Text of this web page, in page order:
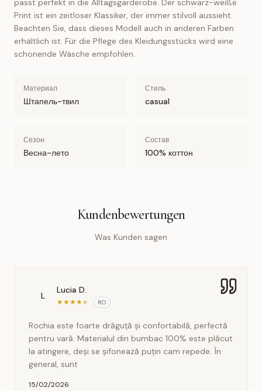
passt perfekt in die Alltagsgarderobe. Der schwarz-weiße
Print ist ein zeitloser Klassiker, der immer stilvoll aussieht.
Beachten Sie, dass dieses Modell auch in anderen Farben
erhältlich ist. Für die Pflege des Kleidungsstücks wird eine
schonende Wäsche empfohlen.
Материал
Штапель-твил
Стиль
casual
Сезон
Весна-лето
Состав
100% коттон
Kundenbewertungen
Was Kunden sagen
L
Lucia D.
★★★★★ RO
Rochia este foarte drăguță și confortabilă, perfectă
pentru vară. Materialul din bumbac 100% este plăcut
la atingere, deși se șifonează puțin cam repede. În
general, sunt
15/02/2026